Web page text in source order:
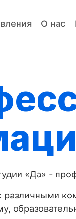
О нас
«‎Да» -